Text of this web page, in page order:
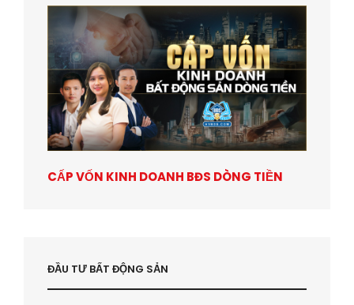
CẤP VỐN KINH DOANH BĐS DÒNG TIỀN
ĐẦU TƯ BẤT ĐỘNG SẢN